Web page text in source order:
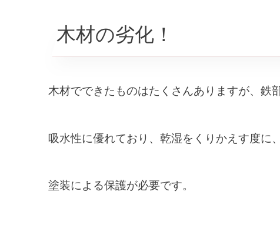
浸透型
前回
木材の劣化！
木材でできたものはたくさんありますが、鉄
吸水性に優れており、乾湿をくりかえす度に
塗装による保護が必要です。